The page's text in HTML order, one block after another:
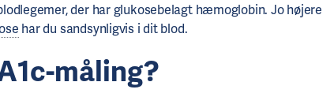
der har glukosebelagt hæmoglobin. Jo højere
har du sandsynligvis i dit blod.
måling?